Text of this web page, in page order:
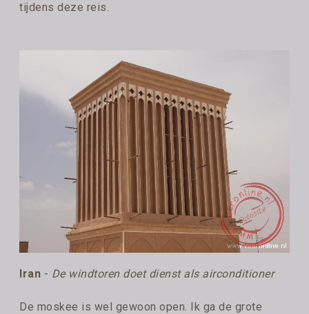
tijdens deze reis.
Iran - De windtoren doet dienst als airconditioner
De moskee is wel gewoon open. Ik ga de grote